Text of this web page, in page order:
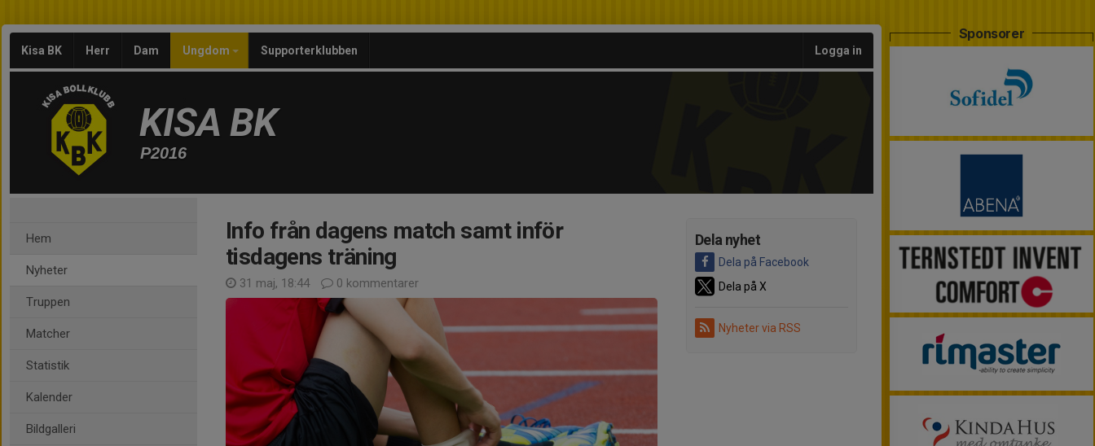
Kisa BK Herr Dam Ungdom Supporterklubben Logga in
KISA BK
P2016
Hem
Nyheter
Truppen
Matcher
Statistik
Kalender
Bildgalleri
Dela nyhet
Dela på Facebook
Dela på X
Nyheter via RSS
Info från dagens match samt inför
tisdagens träning
31 maj, 18:44 0 kommentarer
Sponsorer